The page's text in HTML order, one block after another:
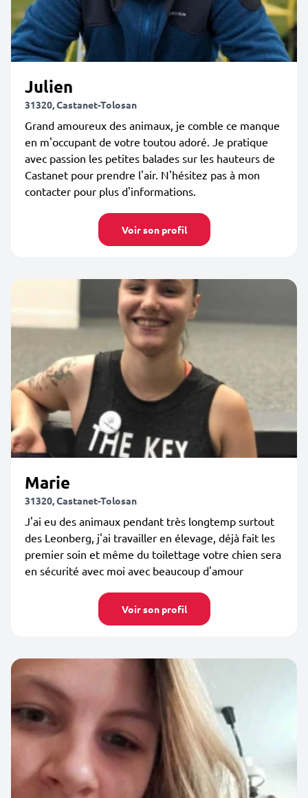
Julien
31320, Castanet-Tolosan
Grand amoureux des animaux, je comble ce manque
en m'occupant de votre toutou adoré. Je pratique
avec passion les petites balades sur les hauteurs de
Castanet pour prendre l'air. N'hésitez pas à mon
contacter pour plus d'informations.
Voir son profil
Marie
31320, Castanet-Tolosan
J'ai eu des animaux pendant très longtemp surtout
des Leonberg, j'ai travailler en élevage, déjà fait les
premier soin et même du toilettage votre chien sera
en sécurité avec moi avec beaucoup d'amour
Voir son profil